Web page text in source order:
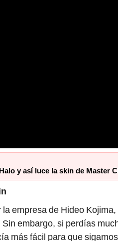
y así luce la skin de Master
empresa de Hideo
embargo, si perdías
más fácil para que